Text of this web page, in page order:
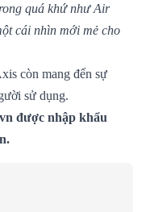
quá khứ như Air
cái nhìn mới mẻ cho
còn mang đến sự
sử dụng.
được nhập khẩu